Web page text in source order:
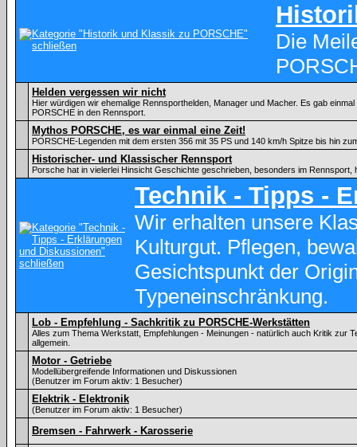
Die
Helden vergessen wir nicht
Hier würdigen wir ehemalige Rennsporthelden, Manager und Macher. Es gab
PORSCHE in den Rennsport.
Mythos PORSCHE, es war einmal eine Zeit!
PORSCHE-Legenden mit dem ersten 356 mit 35 PS und 140 km/h Spitze bis hin
Historischer- und Klassischer Rennsport
Porsche hat in vielerlei Hinsicht Geschichte geschrieben, besonders im Rennsport,
Technik - Tipps -
Wir erhalten unsere
Kulturgut. Pflegen,
Gesichtspunkt der
Typeneinschränkung.
Lob - Empfehlung - Sachkritik zu PORSCHE-Werkstätten
Alles zum Thema Werkstatt, Empfehlungen - Meinungen - natürlich auch Kritik zur
allgemein.
Motor - Getriebe
Modellübergreifende Informationen und Diskussionen
(Benutzer im Forum aktiv: 1 Besucher)
Elektrik - Elektronik
(Benutzer im Forum aktiv: 1 Besucher)
Bremsen - Fahrwerk - Karosserie